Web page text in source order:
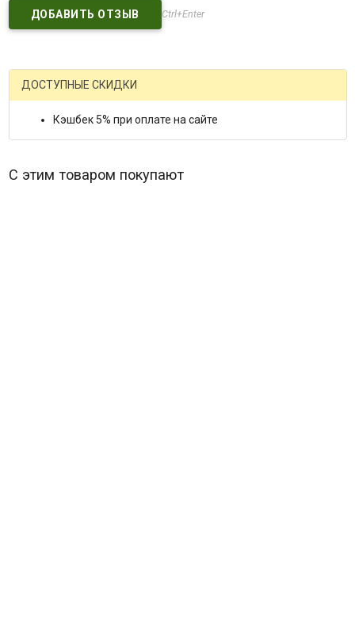
Ctrl+Enter
ДОСТУПНЫЕ СКИДКИ
Кэшбек 5% при оплате на сайте
С этим товаром покупают